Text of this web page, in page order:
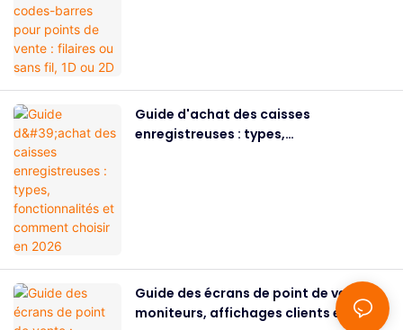
Guide d'achat des caisses
enregistreuses : types,
Guide des écrans de point de vente :
moniteurs, affichages clients et